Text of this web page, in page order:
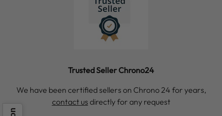
Trusted Seller Chrono24
We have been certified sellers on Chrono 24 for years,
contact us directly for any request